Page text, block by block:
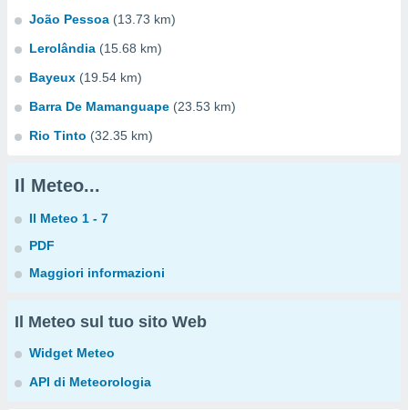
João Pessoa (13.73 km)
Lerolândia (15.68 km)
Bayeux (19.54 km)
Barra De Mamanguape (23.53 km)
Rio Tinto (32.35 km)
Il Meteo...
Il Meteo 1 - 7
PDF
Maggiori informazioni
Il Meteo sul tuo sito Web
Widget Meteo
API di Meteorologia